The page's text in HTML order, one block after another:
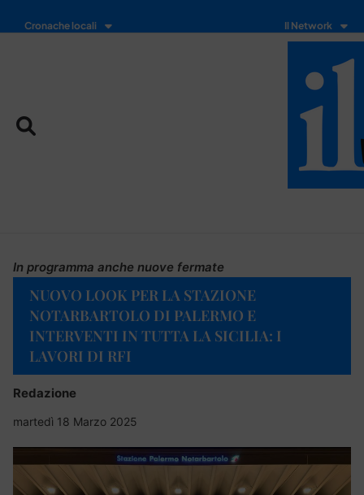
Cronache locali Il Network
In programma anche nuove fermate
NUOVO LOOK PER LA STAZIONE
NOTARBARTOLO DI PALERMO E
INTERVENTI IN TUTTA LA SICILIA: I
LAVORI DI RFI
Redazione
martedì 18 Marzo 2025